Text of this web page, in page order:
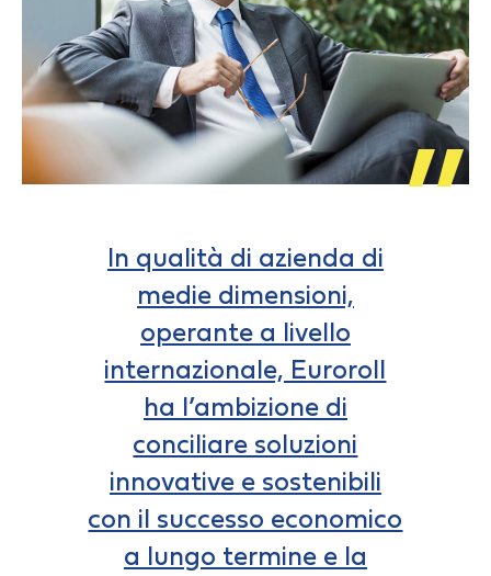
In qualità di azienda di
medie dimensioni,
operante a livello
internazionale, Euroroll
ha l’ambizione di
conciliare soluzioni
innovative e sostenibili
con il successo economico
a lungo termine e la